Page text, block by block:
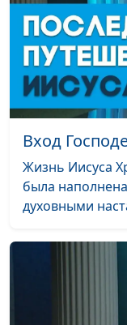
Вход
Жизнь Иисуса
была
духовными